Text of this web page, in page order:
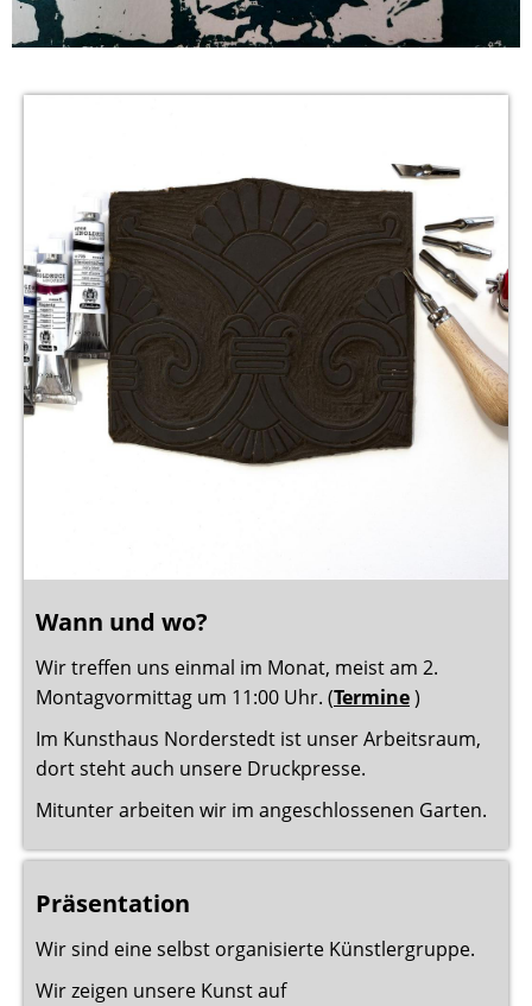
Wann und wo?
Wir treffen uns einmal im Monat, meist am 2.
Montagvormittag um 11:00 Uhr. (Termine)
Im Kunsthaus Norderstedt ist unser Arbeitsraum,
dort steht auch unsere Druckpresse.
Mitunter arbeiten wir im angeschlossenen Garten.
Präsentation
Wir sind eine selbst organisierte Künstlergruppe.
Wir zeigen unsere Kunst auf